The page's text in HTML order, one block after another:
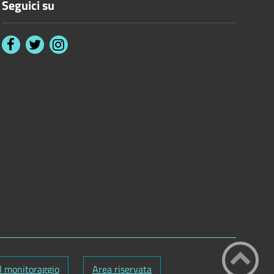
Seguici su
monitoraggio Area riservata